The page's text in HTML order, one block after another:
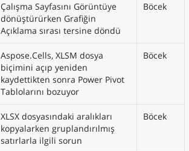
Çalışma Sayfasını Görüntüye
dönüştürürken Grafiğin
Açıklama sırası tersine döndü
Böcek
Aspose.Cells, XLSM dosya
biçimini açıp yeniden
kaydettikten sonra Power Pivot
Tablolarını bozuyor
Böcek
XLSX dosyasındaki aralıkları
kopyalarken gruplandırılmış
satırlarla ilgili sorun
Böcek